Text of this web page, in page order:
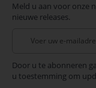
Meld u aan voor onze
nieuwe releases.
onze
nieuwsbrief
Door u te abonneren
u toestemming om